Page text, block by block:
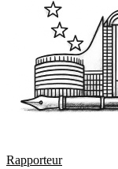
Rapporteur